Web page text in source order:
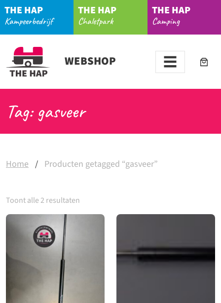
THE HAP
Kampeerbedrijf
THE HAP
Chaletpark
THE HAP
Camping
WEBSHOP
Tag: gasveer
Home / Producten getagged “gasveer”
Toont alle 2 resultaten